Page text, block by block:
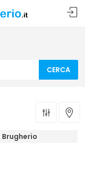
CERCA
Brugherio